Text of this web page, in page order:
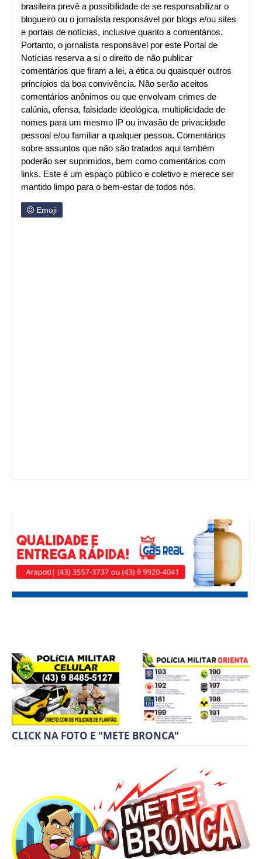
brasileira prevê a possibilidade de se responsabilizar o
blogueiro ou o jornalista responsável por blogs e/ou sites
e portais de notícias, inclusive quanto a comentários.
Portanto, o jornalista responsável por este Portal de
Notícias reserva a si o direito de não publicar
comentários que firam a lei, a ética ou quaisquer outros
princípios da boa convivência. Não serão aceitos
comentários anônimos ou que envolvam crimes de
calúnia, ofensa, falsidade ideológica, multiplicidade de
nomes para um mesmo IP ou invasão de privacidade
pessoal e/ou familiar a qualquer pessoa. Comentários
sobre assuntos que não são tratados aqui também
poderão ser suprimidos, bem como comentários com
links. Este é um espaço público e coletivo e merece ser
mantido limpo para o bem-estar de todos nós.
Emoji
CLICK NA FOTO E "METE BRONCA"